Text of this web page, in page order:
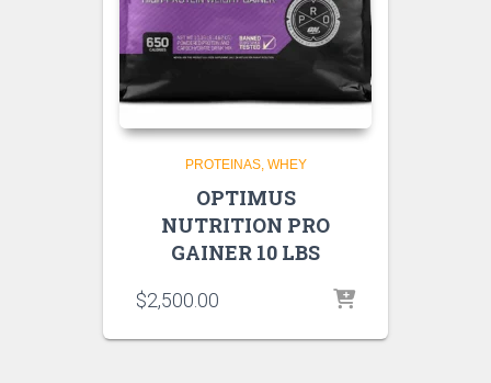
PROTEINAS WHEY
OPTIMUS
NUTRITION PRO
GAINER 10 LBS
$2,500.00